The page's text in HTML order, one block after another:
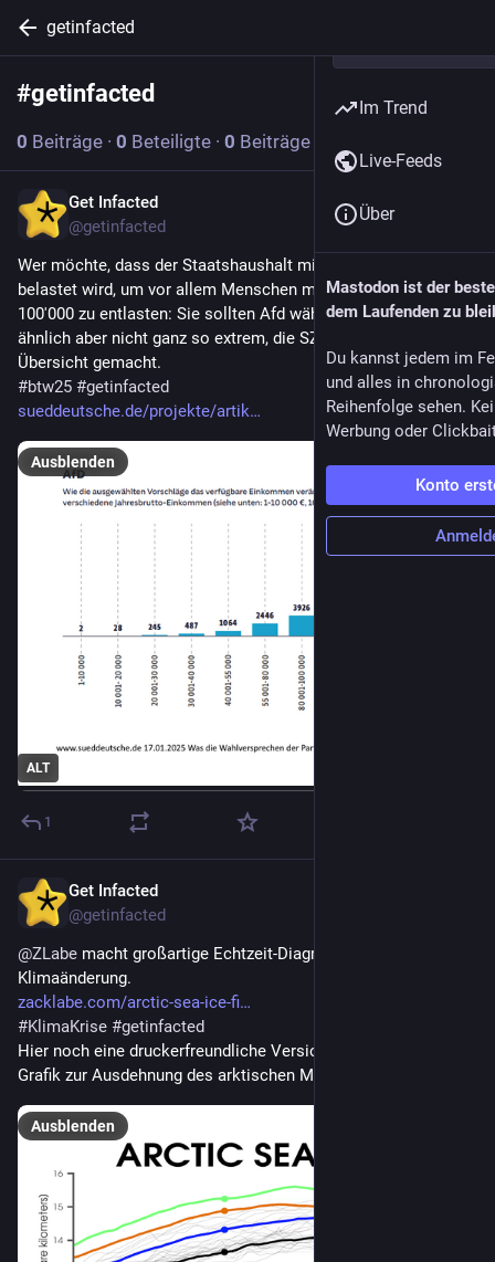
getinfacted
#getinfacted
0 Beiträge · 0 Beteiligte · 0 Beiträge heute
Get Infacted
@getinfacted
Wer möchte, dass der Staatshaushalt mit 96 Milliarden
belastet wird, um vor allem Menschen mit Einkommen über
100'000 zu entlasten: Sie sollten Afd wählen. CDU ist zwar
ähnlich aber nicht ganz so extrem, die SZ hat eine schöne
Übersicht gemacht.
#btw25 #getinfacted
sueddeutsche.de/projekte/artik
ALT
Ausblenden
1
Get Infacted
@getinfacted
@ZLabe macht großartige Echtzeit-Diagramme der polaren
Klimaänderung.
zacklabe.com/arctic-sea-ice-fi
#KlimaKrise #getinfacted
Hier noch eine druckerfreundliche Version einer aktuellen
Grafik zur Ausdehnung des arktischen Meereises:
Ausblenden
Im Trend
Live-Feeds
Über
Mastodon ist der
dem Laufenden zu
Du kannst jedem im
und alles in
Reihenfolge sehen.
Werbung oder
Konto